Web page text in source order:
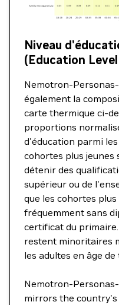
Niveau
(Education
Nemotron-
également la
carte thermique ci-
proportions
d'éducation parmi
cohortes plus jeunes
détenir des
supérieur ou de
que les cohortes
fréquemment sans
certificat du
restent minoritaires
les adultes en âge de
Nemotron-
mirrors the country's